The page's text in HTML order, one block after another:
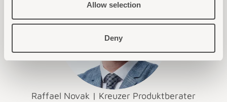
Allow selection
Deny
Raffael Novak | Kreuzer Produktberater